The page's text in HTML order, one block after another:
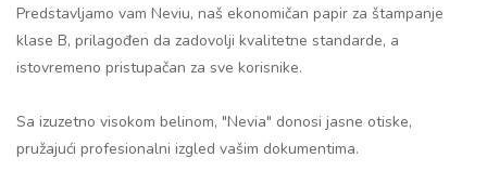
Predstavljamo vam Neviu, naš ekonomičan papir za štampanje
klase B, prilagođen da zadovolji kvalitetne standarde, a
istovremeno pristupačan za sve korisnike.
Sa izuzetno visokom belinom, "Nevia" donosi jasne otiske,
pružajući profesionalni izgled vašim dokumentima.